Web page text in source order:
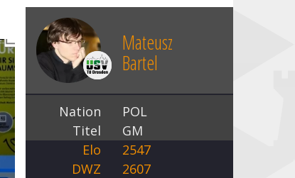
Mateusz
Bartel
Nation
POL
Titel
GM
Elo
2547
DWZ
2607